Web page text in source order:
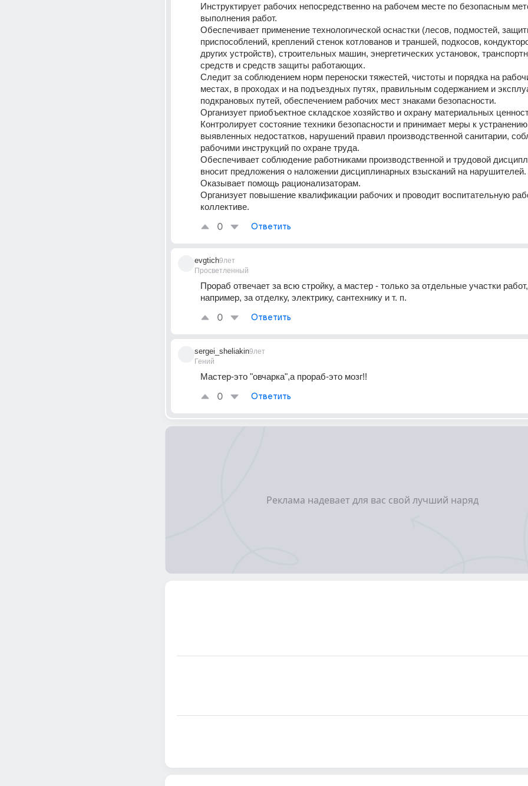
Инструктирует рабочих непосредственно на рабочем месте по безопасным
выполнения работ.
Обеспечивает применение технологической оснастки (лесов, подмостей,
приспособлений, креплений стенок котлованов и траншей, подкосов,
других устройств), строительных машин, энергетических установок,
средств и средств защиты работающих.
Следит за соблюдением норм переноски тяжестей, чистоты и порядка на
местах, в проходах и на подъездных путях, правильным содержанием и
подкрановых путей, обеспечением рабочих мест знаками безопасности.
Организует приобъектное складское хозяйство и охрану материальных
Контролирует состояние техники безопасности и принимает меры к устранению
выявленных недостатков, нарушений правил производственной санитарии,
рабочими инструкций по охране труда.
Обеспечивает соблюдение работниками производственной и трудовой
вносит предложения о наложении дисциплинарных взысканий на нарушителей.
Оказывает помощь рационализаторам.
Организует повышение квалификации рабочих и проводит воспитательную
коллективе.
0 Ответить
evgtich
Просветленный
9лет
Прораб отвечает за всю стройку, а мастер - только за отдельные участки работ,
например, за отделку, электрику, сантехнику и т. п.
0 Ответить
sergei_sheliakin
Гений
9лет
Мастер-это "овчарка",а прораб-это мозг!!
0 Ответить